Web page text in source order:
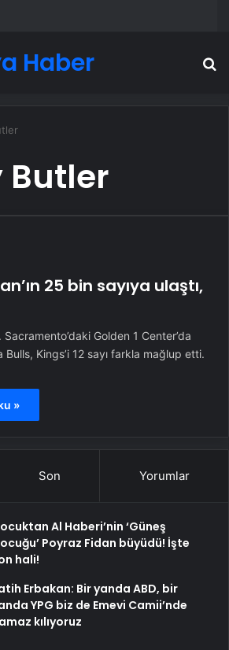
Haber
25 bin sayıya ulaştı,
Sacramento’daki Golden 1 Center’da
Kings’i 12 sayı farkla mağlup etti.
»
Son Yorumlar
Al Haberi’nin ‘Güneş
Poyraz Fidan büyüdü! İşte
hali!
Erbakan: Bir yanda ABD, bir
YPG biz de Emevi Camii’nde
kılıyoruz